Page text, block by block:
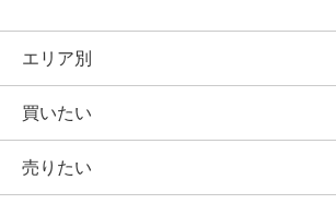
エリア別
買いたい
売りたい